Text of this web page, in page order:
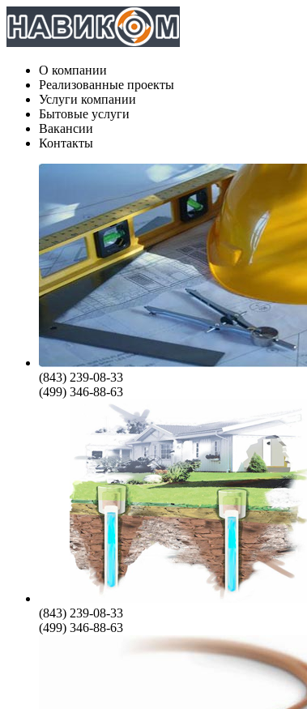
О компании
Реализованные проекты
Услуги компании
Бытовые услуги
Вакансии
Контакты
(843) 239-08-33
(499) 346-88-63
(843) 239-08-33
(499) 346-88-63